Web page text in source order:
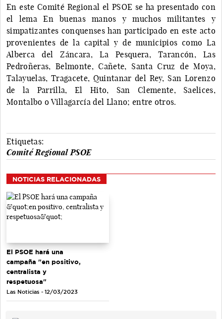
En este Comité Regional el PSOE se ha presentado con
el lema En buenas manos y muchos militantes y
simpatizantes conquenses han participado en este acto
provenientes de la capital y de municipios como La
Alberca del Záncara, La Pesquera, Tarancón, Las
Pedroñeras, Belmonte, Cañete, Santa Cruz de Moya,
Talayuelas, Tragacete, Quintanar del Rey, San Lorenzo
de la Parrilla, El Hito, San Clemente, Saelices,
Montalbo o Villagarcía del Llano; entre otros.
Etiquetas:
Comité Regional PSOE
NOTICIAS RELACIONADAS
El PSOE hará una
campaña "en positivo,
centralista y
respetuosa"
Las Noticias - 12/03/2023